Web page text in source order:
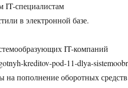
IT-специалистам
в электронной базе.
IT-компаний
kreditov-pod-11-dlya-
пополнение оборотных